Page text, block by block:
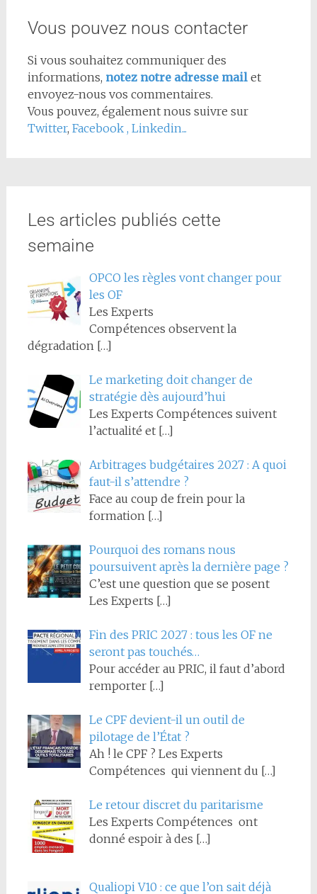
Vous pouvez nous contacter
Si vous souhaitez communiquer des
informations, notez notre adresse mail et
envoyez-nous vos commentaires.
Vous pouvez, également nous suivre sur
Twitter, Facebook , Linkedin...
Les articles publiés cette
semaine
OPCO les règles vont changer pour
les OF
Les Experts
Compétences observent la
dégradation […]
Le marketing doit changer de
stratégie dès aujourd’hui
Les Experts Compétences suivent
l’actualité et […]
Arbitrages budgétaires 2027 : A quoi
faut-il s’attendre ?
Face au coup de frein pour la
formation […]
Pourquoi des romans nous
poursuivent après la dernière page ?
C’est une question que se posent
Les Experts […]
Fin des PRIC 2027 : tous les OF ne
seront pas touchés…
Pour accéder au PRIC, il faut d’abord
remporter […]
Le CPF devient-il un outil de
pilotage de l’État ?
Ah ! le CPF ? Les Experts
Compétences qui viennent du […]
Le retour discret du paritarisme
Les Experts Compétences ont
donné espoir à des […]
Qualiopi V10 : ce que l’on sait déjà